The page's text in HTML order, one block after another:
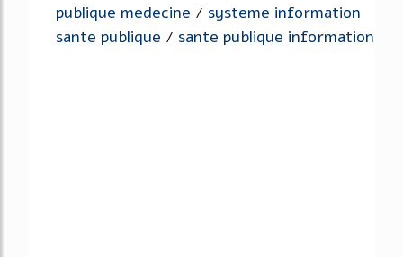
publique medecine / systeme information
sante publique / sante publique information